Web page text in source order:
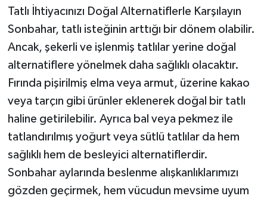
Tatlı İhtiyacınızı Doğal Alternatiflerle Karşılayın
Sonbahar, tatlı isteğinin arttığı bir dönem olabilir.
Ancak, şekerli ve işlenmiş tatlılar yerine doğal
alternatiflere yönelmek daha sağlıklı olacaktır.
Fırında pişirilmiş elma veya armut, üzerine kakao
veya tarçın gibi ürünler eklenerek doğal bir tatlı
haline getirilebilir. Ayrıca bal veya pekmez ile
tatlandırılmış yoğurt veya sütlü tatlılar da hem
sağlıklı hem de besleyici alternatiflerdir.
Sonbahar aylarında beslenme alışkanlıklarımızı
gözden geçirmek, hem vücudun mevsime uyum